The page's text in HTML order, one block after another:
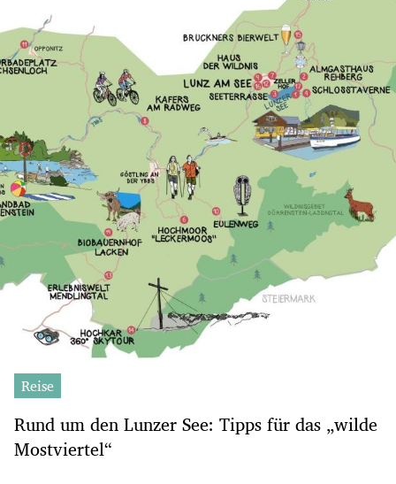
Reise
Rund um den Lunzer See: Tipps für das „wilde
Mostviertel“